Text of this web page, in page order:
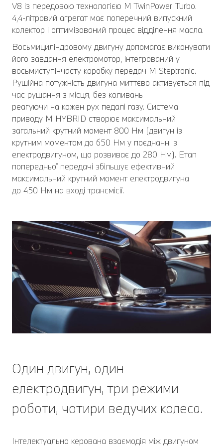
V8 із передовою технологією M TwinPower Turbo.
4,4-літровий агрегат має поперечний випускний
колектор і оптимізований процес відділення масла.
Восьмициліндровому двигуну допомагає виконувати
його завдання електромотор, інтегрований у
восьмиступінчасту коробку передач M Steptronic.
Рушійна потужність двигуна миттєво активується під
час рушання з місця, без коливань
реагуючи на кожен рух педалі газу. Система
приводу M HYBRID створює максимальний
загальний крутний момент 800 Нм (двигун із
крутним моментом до 650 Нм у поєднанні з
електродвигуном, що розвиває до 280 Нм). Етап
попередньої передачі збільшує ефективний
максимальний крутний момент електродвигуна
до 450 Нм на вході трансмісії.
Один двигун, один
електродвигун, три режими
роботи, чотири ведучих колеса.
Інтелектуально керована взаємодія між двигуном